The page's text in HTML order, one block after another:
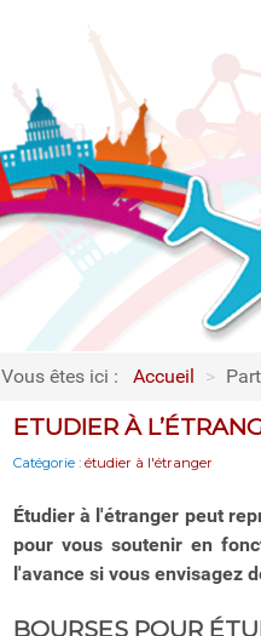
Vous êtes ici : Accueil >
ETUDIER À
Catégorie : étudier à l'étranger
Étudier à l'étranger peut
pour vous soutenir en
l'avance si vous envisagez
BOURSES POUR